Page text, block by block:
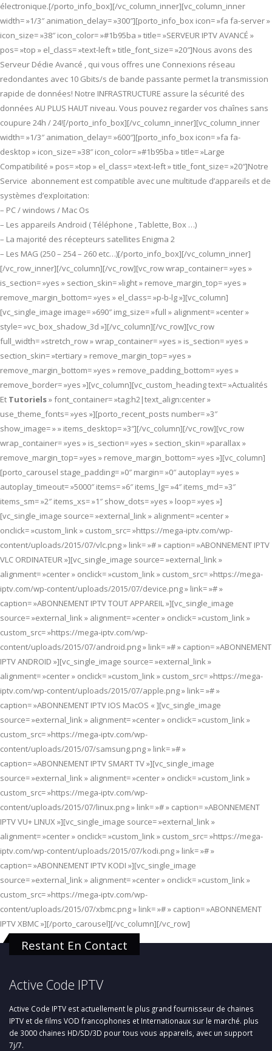
électronique.[/porto_info_box][/vc_column_inner][vc_column_inner
width= »1/3″ animation_delay= »300″][porto_info_box icon= »fa fa-server »
icon_size= »38″ icon_color= »#1b95ba » title= »SERVEUR IPTV AVANCÉ »
pos= »top » el_class= »text-left » title_font_size= »20″]Nous avons des
Serveur Dédie Avancé , qui vous offres une Connexions réseau
redondantes avec 10 Gbits/s de bande passante permet la transmission
rapide de données! Notre INFRASTRUCTURE assure la sécurité des
données AU PLUS HAUT niveau. Vous pouvez regarder vos chaînes sans
coupure 24h / 24![/porto_info_box][/vc_column_inner][vc_column_inner
width= »1/3″ animation_delay= »600″][porto_info_box icon= »fa fa-
desktop » icon_size= »38″ icon_color= »#1b95ba » title= »Large
Compatibilité » pos= »top » el_class= »text-left » title_font_size= »20″]Notre
Service abonnement est compatible avec une multitude d’appareils et de
systèmes d’exploitation:
– PC / windows / Mac Os
– Les appareils Android ( Téléphone , Tablette, Box …)
– La majorité des récepteurs satellites Enigma 2
– Les MAG (250 – 254 – 260 etc…)[/porto_info_box][/vc_column_inner]
[/vc_row_inner][/vc_column][/vc_row][vc_row wrap_container= »yes »
is_section= »yes » section_skin= »light » remove_margin_top= »yes »
remove_margin_bottom= »yes » el_class= »p-b-lg »][vc_column]
[vc_single_image image= »690″ img_size= »full » alignment= »center »
style= »vc_box_shadow_3d »][/vc_column][/vc_row][vc_row
full_width= »stretch_row » wrap_container= »yes » is_section= »yes »
section_skin= »tertiary » remove_margin_top= »yes »
remove_margin_bottom= »yes » remove_padding_bottom= »yes »
remove_border= »yes »][vc_column][vc_custom_heading text= »Actualités
Et Tutoriels» font_container= »tag:h2|text_align:center »
use_theme_fonts= »yes »][porto_recent_posts number= »3″
show_image= » » items_desktop= »3″][/vc_column][/vc_row][vc_row
wrap_container= »yes » is_section= »yes » section_skin= »parallax »
remove_margin_top= »yes » remove_margin_bottom= »yes »][vc_column]
[porto_carousel stage_padding= »0″ margin= »0″ autoplay= »yes »
autoplay_timeout= »5000″ items= »6″ items_lg= »4″ items_md= »3″
items_sm= »2″ items_xs= »1″ show_dots= »yes » loop= »yes »]
[vc_single_image source= »external_link » alignment= »center »
onclick= »custom_link » custom_src= »https://mega-iptv.com/wp-
content/uploads/2015/07/vlc.png » link= »# » caption= »ABONNEMENT IPTV
VLC ORDINATEUR »][vc_single_image source= »external_link »
alignment= »center » onclick= »custom_link » custom_src= »https://mega-
iptv.com/wp-content/uploads/2015/07/device.png » link= »# »
caption= »ABONNEMENT IPTV TOUT APPAREIL »][vc_single_image
source= »external_link » alignment= »center » onclick= »custom_link »
custom_src= »https://mega-iptv.com/wp-
content/uploads/2015/07/android.png » link= »# » caption= »ABONNEMENT
IPTV ANDROID »][vc_single_image source= »external_link »
alignment= »center » onclick= »custom_link » custom_src= »https://mega-
iptv.com/wp-content/uploads/2015/07/apple.png » link= »# »
caption= »ABONNEMENT IPTV IOS MacOS « ][vc_single_image
source= »external_link » alignment= »center » onclick= »custom_link »
custom_src= »https://mega-iptv.com/wp-
content/uploads/2015/07/samsung.png » link= »# »
caption= »ABONNEMENT IPTV SMART TV »][vc_single_image
source= »external_link » alignment= »center » onclick= »custom_link »
custom_src= »https://mega-iptv.com/wp-
content/uploads/2015/07/linux.png » link= »# » caption= »ABONNEMENT
IPTV VU+ LINUX »][vc_single_image source= »external_link »
alignment= »center » onclick= »custom_link » custom_src= »https://mega-
iptv.com/wp-content/uploads/2015/07/kodi.png » link= »# »
caption= »ABONNEMENT IPTV KODI »][vc_single_image
source= »external_link » alignment= »center » onclick= »custom_link »
custom_src= »https://mega-iptv.com/wp-
content/uploads/2015/07/xbmc.png » link= »# » caption= »ABONNEMENT
IPTV XBMC »][/porto_carousel][/vc_column][/vc_row]
Restant En Contact
Active Code IPTV
Active Code IPTV est actuellement le plus grand fournisseur de chaines
IPTV et de films VOD francophones et Internationaux sur le marché. plus
de 3000 chaines HD/SD/3D pour tous vous appareils, avec un support
7j/7.